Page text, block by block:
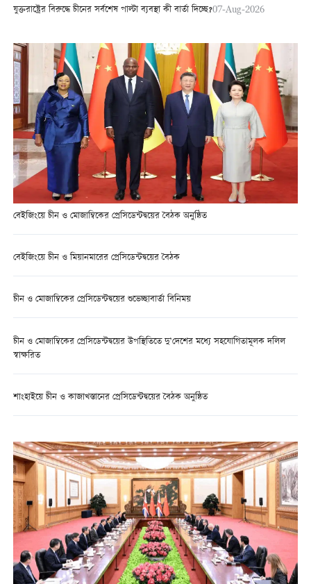
যুক্তরাষ্ট্রের বিরুদ্ধে চীনের সর্বশেষ পাল্টা ব্যবস্থা কী বার্তা দিচ্ছে?07-Aug-2026
বেইজিংয়ে চীন ও মোজাম্বিকের প্রেসিডেন্টদ্বয়ের বৈঠক অনুষ্ঠিত
বেইজিংয়ে চীন ও মিয়ানমারের প্রেসিডেন্টদ্বয়ের বৈঠক
চীন ও মোজাম্বিকের প্রেসিডেন্টদ্বয়ের শুভেচ্ছাবার্তা বিনিময়
চীন ও মোজাম্বিকের প্রেসিডেন্টদ্বয়ের উপস্থিতিতে দু’দেশের মধ্যে সহযোগিতামূলক দলিল
স্বাক্ষরিত
শাংহাইয়ে চীন ও কাজাখস্তানের প্রেসিডেন্টদ্বয়ের বৈঠক অনুষ্ঠিত